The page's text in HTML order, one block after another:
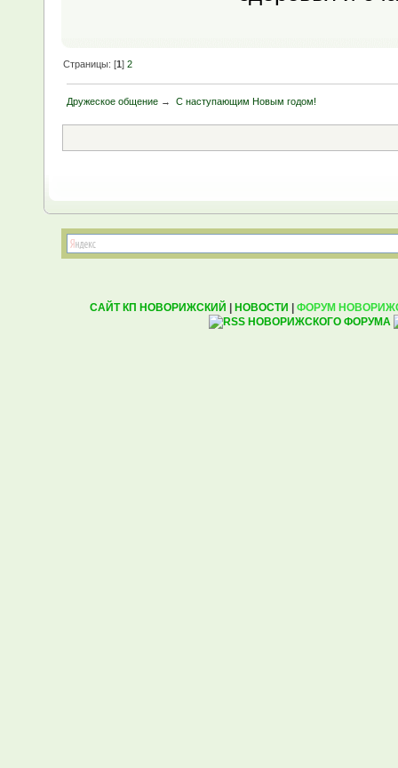
Страницы: [1]2
Дружеское общение → С наступающим Новым годом!
САЙТ КП НОВОРИЖСКИЙ НОВОСТИ ФОРУМ